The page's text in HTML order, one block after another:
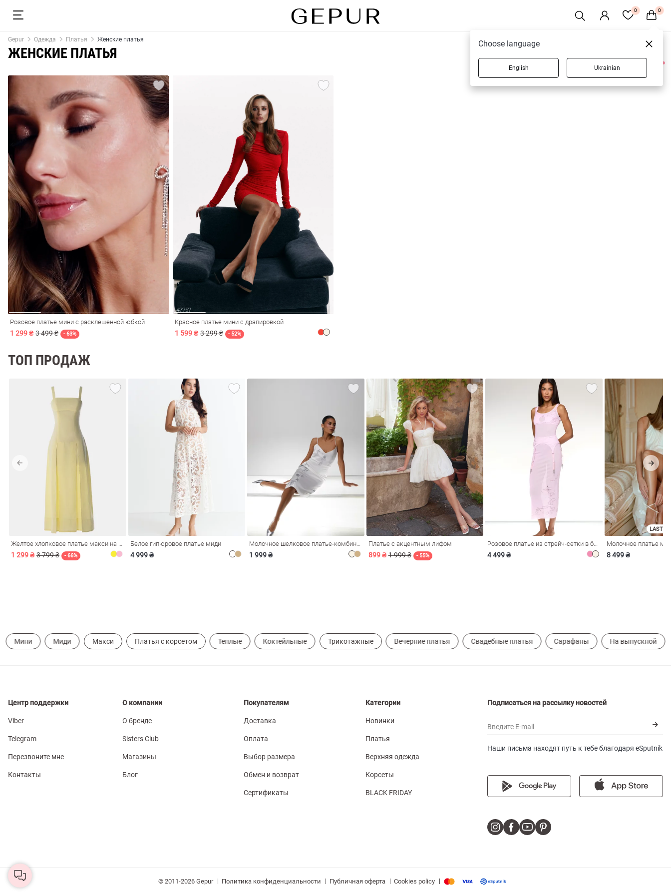
0 0
Сарафаны
Gepur Одежда Платья Женские платья
ЖЕНСКИЕ ПЛАТЬЯ
2 товаров
Розовое платье мини с расклешенной юбкой
1 299 ₴ 3 499 ₴ - 63%
Красное платье мини с драпировкой
1 599 ₴ 3 299 ₴ - 52%
ТОП ПРОДАЖ
1 299 ₴ 3 799 ₴ - 66%
Белое гипюровое платье миди
4 999 ₴ 1 999 ₴
Платье с акцентным лифом
899 ₴ 1 999 ₴ - 55% 4 499 ₴
LAST
8 499 ₴
Мини Миди Макси Платья с корсетом Теплые Коктейльные Трикотажные Вечерние платья Свадебные платья Сарафаны На выпускной
Центр поддержки
Viber
Telegram
Перезвоните мне
Контакты
О компании
О бренде
Sisters Club
Магазины
Блог
Покупателям
Доставка
Оплата
Выбор размера
Обмен и возврат
Сертификаты
Категории
Новинки
Платья
Верхняя одежда
Корсеты
BLACK FRIDAY
Подписаться на рассылку новостей
Введите E-mail
Наши письма находят путь к тебе благодаря eSputnik
© 2011-2026 Gepur | Политика конфиденциальности | Публичная оферта | Cookies policy |
Choose language
English Ukrainian